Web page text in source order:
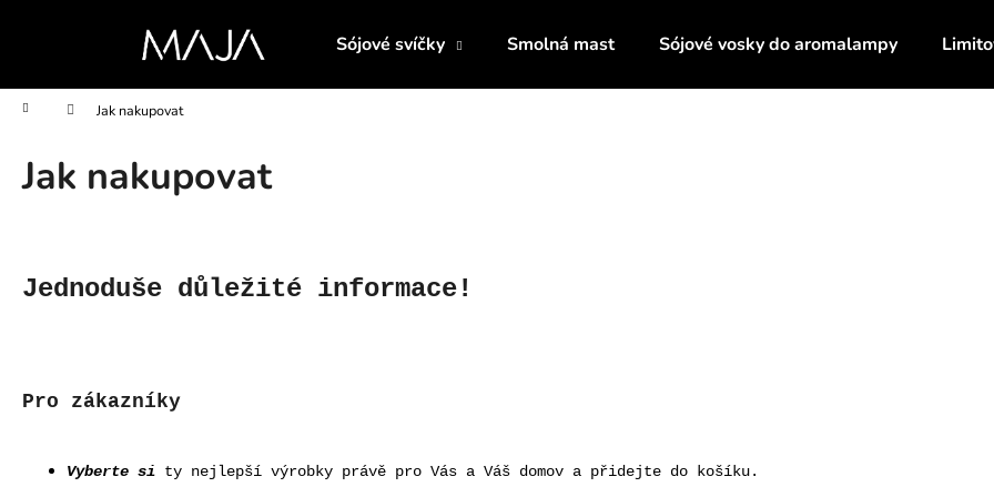
Sójové svíčky Smolná mast Sójové vosky do aromalampy
Domů Jak nakupovat
Jak nakupovat
Jednoduše důležité informace!
Pro zákazníky
Vyberte si ty nejlepší výrobky právě pro Vás a Váš domov a přidejte do košíku.
í
do
obchodu
do
obchodu